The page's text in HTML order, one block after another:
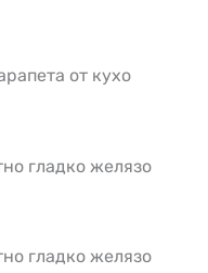
от кухо
гладко желязо
гладко желязо